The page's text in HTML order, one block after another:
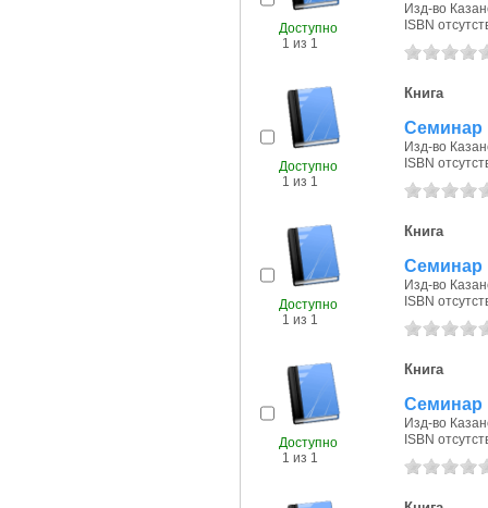
Доступно
1 из 1
Изд-во
ISBN
Доступно
1 из 1
Книга
Семинар
Изд-во
ISBN
Доступно
1 из 1
Книга
Семинар
Изд-во
ISBN
Доступно
1 из 1
Книга
Семинар
Изд-во
ISBN